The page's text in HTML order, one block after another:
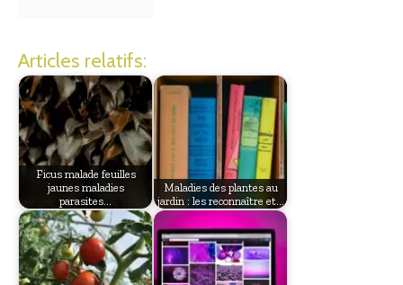
Articles relatifs:
Ficus malade feuilles
jaunes maladies
parasites…
Maladies des plantes au
jardin : les reconnaître et…